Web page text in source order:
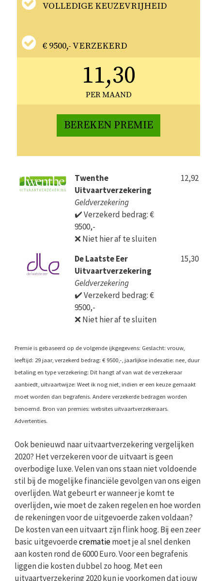
VOLLEDIGE KEUZEVRIJHEID
€ 9500,- VERZEKERD
11,30
PER MAAND
BEREKEN PREMIE
Twenthe
Uitvaartverzekering
Geldverzekering
✔️ Verzekerd bedrag: €
9500,-
❌ Niet hier af te sluiten
12,92
De Laatste Eer
Uitvaartverzekering
Geldverzekering
✔️ Verzekerd bedrag: €
9500,-
❌ Niet hier af te sluiten
15,30
Premie is gebaseerd op de volgende ijkgegevens: Geslacht: vrouw,
leeftijd: 29 jaar, verzekerd bedrag: € 9500,-, jaarlijkse indexatie: nee, duur
betaling en type verzekering: Dit hangt af van wat de verzekeraar
aanbiedt, uitvaartwijze: Weet ik nog niet, indien er een keuze gemaakt
moet worden dan begrafenis. Andere verzekerde bedragen worden
benoemd. Bron van premies: websites uitvaartverzekeraars.
Advertenties.
Ook benieuwd naar uitvaartverzekering vergelijken
2020? Het verzekeren voor de uitvaart is geen
overbodige luxe. Velen van ons staan niet voldoende
stil bij de mogelijke financiële gevolgen van ons eigen
overlijden. Wat gebeurt er wanneer je komt te
overlijden, wie moet de zaken regelen en hoe worden
de rekeningen voor de uitgevoerde zaken voldaan?
De kosten van een uitvaart zijn flink hoog. Bij een zeer
basic uitgevoerdecrematiemoet je al snel denken
aan kosten rond de 6000 Euro. Voor een begrafenis
liggen die kosten dubbel zo hoog. Met een
uitvaartverzekering 2020 kun je voorkomen dat jouw